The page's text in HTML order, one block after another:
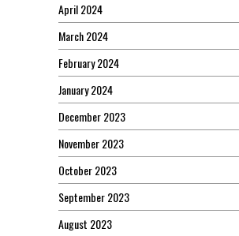
April 2024
March 2024
February 2024
January 2024
December 2023
November 2023
October 2023
September 2023
August 2023